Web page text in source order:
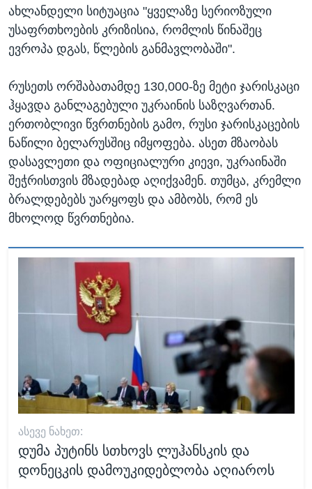
ახლანდელი სიტუაცია "ყველაზე სერიოზული
უსაფრთხოების კრიზისია, რომლის წინაშეც
ევროპა დგას, წლების განმავლობაში".
რუსეთს ორშაბათამდე 130,000-ზე მეტი ჯარისკაცი
ჰყავდა განლაგებული უკრაინის საზღვართან.
ერთობლივი წვრთნების გამო, რუსი ჯარისკაცების
ნაწილი ბელარუსშიც იმყოფება. ასეთ მზაობას
დასავლეთი და ოფიციალური კიევი, უკრაინაში
შეჭრისთვის მზადებად აღიქვამენ. თუმცა, კრემლი
ბრალდებებს უარყოფს და ამბობს, რომ ეს
მხოლოდ წვრთნებია.
ᲐᲡᲔᲕᲔ ᲜᲐᲮᲔᲗ:
დუმა პუტინს სთხოვს ლუჰანსკის და
დონეცკის დამოუკიდებლობა აღიაროს